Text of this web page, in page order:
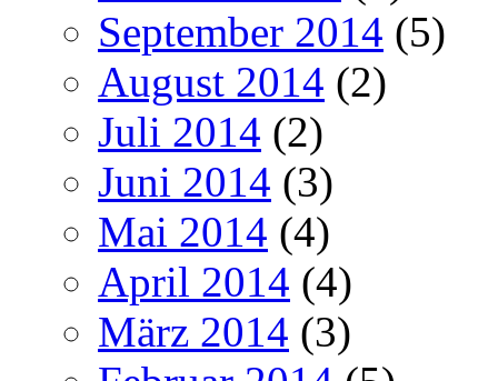
September 2014 (5)
August 2014 (2)
Juli 2014 (2)
Juni 2014 (3)
Mai 2014 (4)
April 2014 (4)
März 2014 (3)